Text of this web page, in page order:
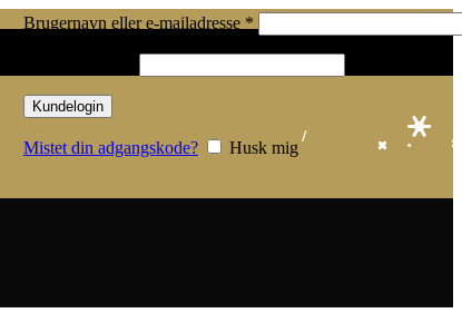
Brugernavn eller e-mailadresse *
Kundelogin
Mistet din adgangskode? Husk mig
/